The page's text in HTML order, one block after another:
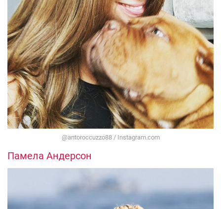
@antoroccuzzo88 / Instagram.com
Памела Андерсон